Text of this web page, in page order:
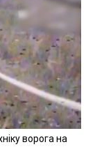
ворога на